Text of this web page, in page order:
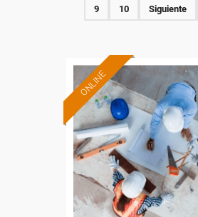
9 10 Siguiente
ONLINE
Formación 100%
subvencionada.
Para desempleados,
trabajadores y autónomos.
Sector
-Construcción e industrias
Extractivas.